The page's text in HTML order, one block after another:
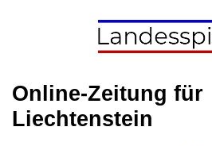
Online-Zeitung für
Liechtenstein